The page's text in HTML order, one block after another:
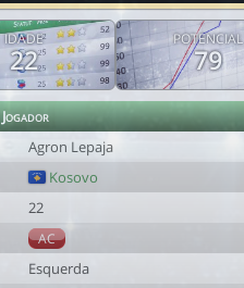
IDADE
22
POTENCIAL
79
Jogador
Agron Lepaja
Kosovo
22
AC
Esquerda